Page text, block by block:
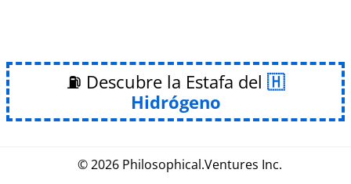
⛽ Descubre la Estafa del
Hidrógeno
© 2026 Philosophical.Ventures Inc.